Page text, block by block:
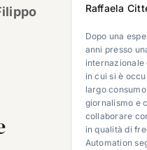
Raffaela
Dopo una
anni presso
internazionale
in cui si è
largo
giornalismo e
collaborare
in qualità di
Automation